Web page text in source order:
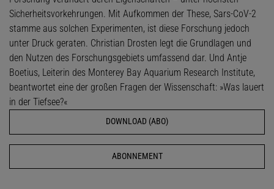
Sicherheitsvorkehrungen. Mit Aufkommen der These, Sars-CoV-2
stamme aus solchen Experimenten, ist diese Forschung jedoch
unter Druck geraten. Christian Drosten legt die Grundlagen und
den Nutzen des Forschungsgebiets umfassend dar. Und Antje
Boetius, Leiterin des Monterey Bay Aquarium Research Institute,
beantwortet eine der großen Fragen der Wissenschaft: »Was lauert
in der Tiefsee?«
DOWNLOAD (ABO)
ABONNEMENT